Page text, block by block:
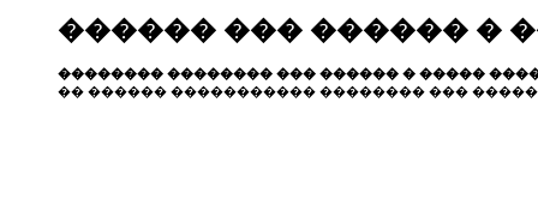
������ ��� ������ �
�������� �������� ��� ������ � �����
�� ������ ����������� �������� ���